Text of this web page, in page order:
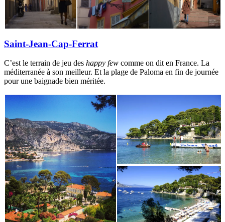
Saint-Jean-Cap-Ferrat
C’est le terrain de jeu des happy few comme on dit en France. La
méditerranée à son meilleur. Et la plage de Paloma en fin de journée
pour une baignade bien méritée.